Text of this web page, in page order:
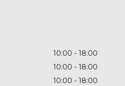
10:00
18:00
10:00
18:00
10:00
18:00